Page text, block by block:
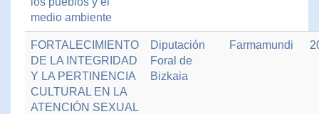
medio ambiente
FORTALECIMIENTO
DE LA INTEGRIDAD
Y LA PERTINENCIA
CULTURAL EN LA
ATENCIÓN SEXUAL
Diputación
Foral de
Bizkaia
Farmamundi